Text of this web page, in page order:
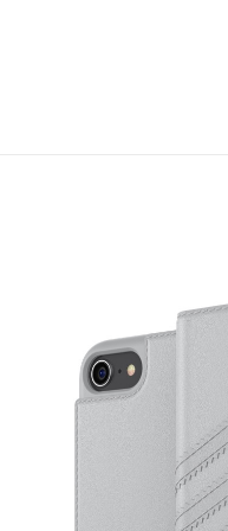
には、日本では珍し